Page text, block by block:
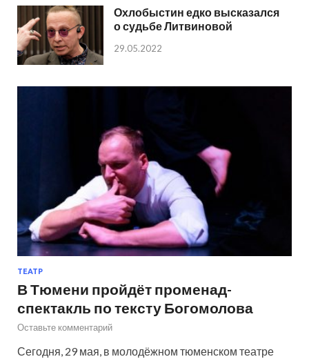
Охлобыстин едко высказался
о судьбе Литвиновой
29.05.2022
ТЕАТР
В Тюмени пройдёт променад-
спектакль по тексту Богомолова
Оставьте комментарий
Сегодня, 29 мая, в молодёжном тюменском театре